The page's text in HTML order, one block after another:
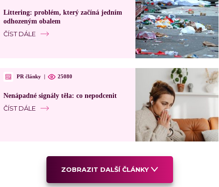
Littering: problém, který začíná jedním
odhozeným obalem
ČÍST DÁLE
PR články | 25080
Nenápadné signály těla: co nepodcenit
ČÍST DÁLE
ZOBRAZIT DALŠÍ ČLÁNKY